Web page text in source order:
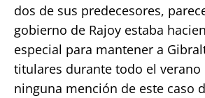
dos de sus predecesores,
gobierno de Rajoy estaba
especial para mantener a
titulares durante todo el verano
ninguna mención de este caso